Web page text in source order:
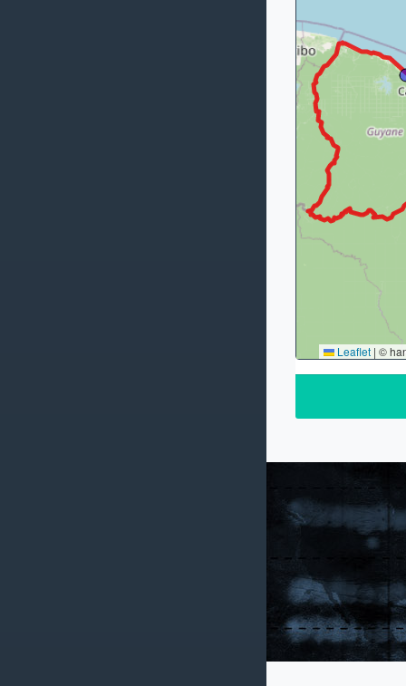
Leaflet | ©